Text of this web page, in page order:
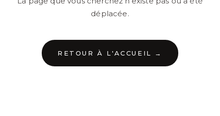
déplacée.
RETOUR À L'ACCUEIL →